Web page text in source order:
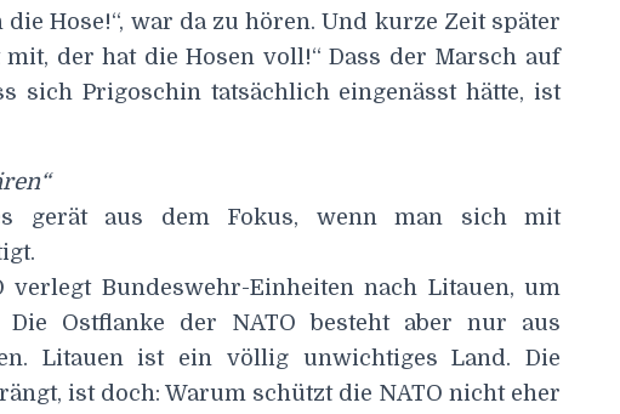
Hose!“, war da zu hören. Und kurze Zeit später
der hat die Hosen voll!“ Dass der Marsch auf
sich Prigoschin tatsächlich eingenässt hätte, ist
gerät aus dem Fokus, wenn man sich mit
verlegt Bundeswehr-Einheiten nach Litauen, um
Ostflanke der NATO besteht aber nur aus
Litauen ist ein völlig unwichtiges Land. Die
ist doch: Warum schützt die NATO nicht eher